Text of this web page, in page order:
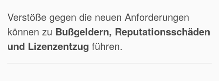
Verstöße gegen die neuen Anforderungen
können zu Bußgeldern, Reputationsschäden
und Lizenzentzug führen.